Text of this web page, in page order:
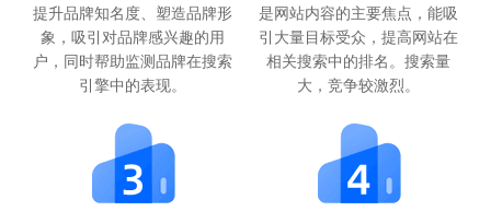
提升品牌知名度、塑造品牌形
象，吸引对品牌感兴趣的用
户，同时帮助监测品牌在搜索
引擎中的表现。
是网站内容的主要焦点，能吸
引大量目标受众，提高网站在
相关搜索中的排名。搜索量
大，竞争较激烈。